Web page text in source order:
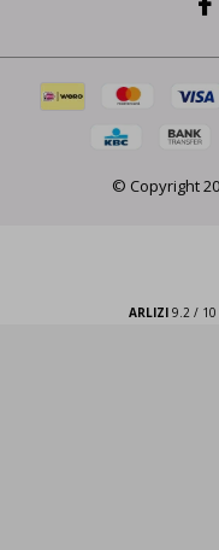
© Copyright
ARLIZI9.2 / 10